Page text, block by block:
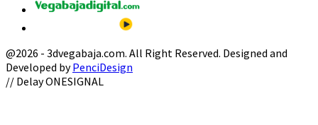
@2026 - 3dvegabaja.com. All Right Reserved. Designed and
Developed byPenciDesign
Facebook
Twitter
Instagram
Youtube
Email
// Delay ONESIGNAL